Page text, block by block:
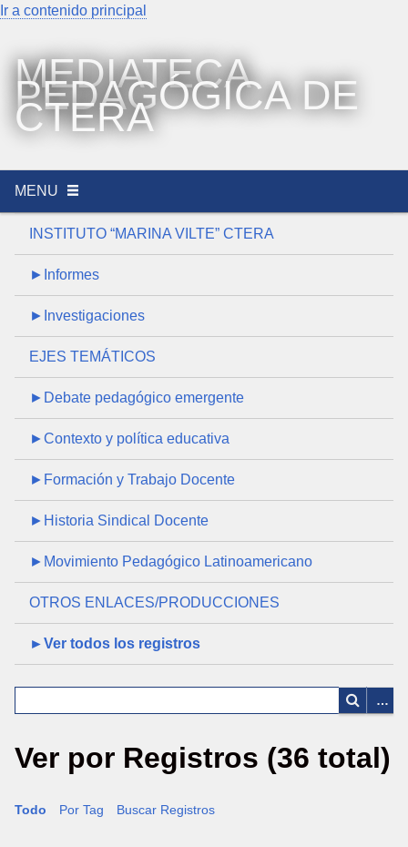
Ir a contenido principal
MEDIATECA
PEDAGÓGICA DE
CTERA
MENU
INSTITUTO “MARINA VILTE” CTERA
►Informes
►Investigaciones
EJES TEMÁTICOS
►Debate pedagógico emergente
►Contexto y política educativa
►Formación y Trabajo Docente
►Historia Sindical Docente
►Movimiento Pedagógico Latinoamericano
OTROS ENLACES/PRODUCCIONES
►Ver todos los registros
Ver por Registros (36 total)
Todo Por Tag Buscar Registros